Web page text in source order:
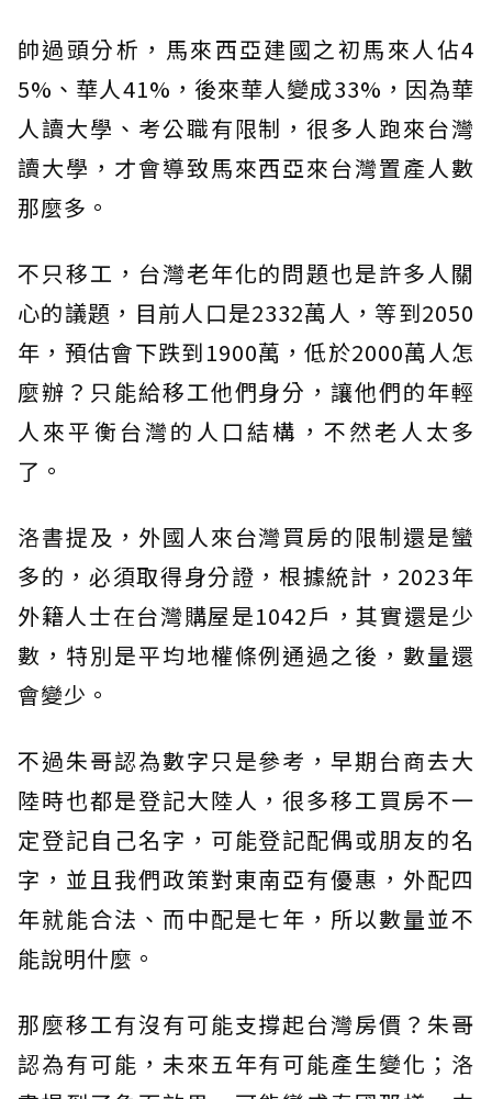
帥過頭分析，馬來西亞建國之初馬來人佔4
5%、華人41%，後來華人變成33%，因為華
人讀大學、考公職有限制，很多人跑來台灣
讀大學，才會導致馬來西亞來台灣置產人數
那麼多。
不只移工，台灣老年化的問題也是許多人關
心的議題，目前人口是2332萬人，等到2050
年，預估會下跌到1900萬，低於2000萬人怎
麼辦？只能給移工他們身分，讓他們的年輕
人來平衡台灣的人口結構，不然老人太多
了。
洛書提及，外國人來台灣買房的限制還是蠻
多的，必須取得身分證，根據統計，2023年
外籍人士在台灣購屋是1042戶，其實還是少
數，特別是平均地權條例通過之後，數量還
會變少。
不過朱哥認為數字只是參考，早期台商去大
陸時也都是登記大陸人，很多移工買房不一
定登記自己名字，可能登記配偶或朋友的名
字，並且我們政策對東南亞有優惠，外配四
年就能合法、而中配是七年，所以數量並不
能說明什麼。
那麼移工有沒有可能支撐起台灣房價？朱哥
認為有可能，未來五年有可能產生變化；洛